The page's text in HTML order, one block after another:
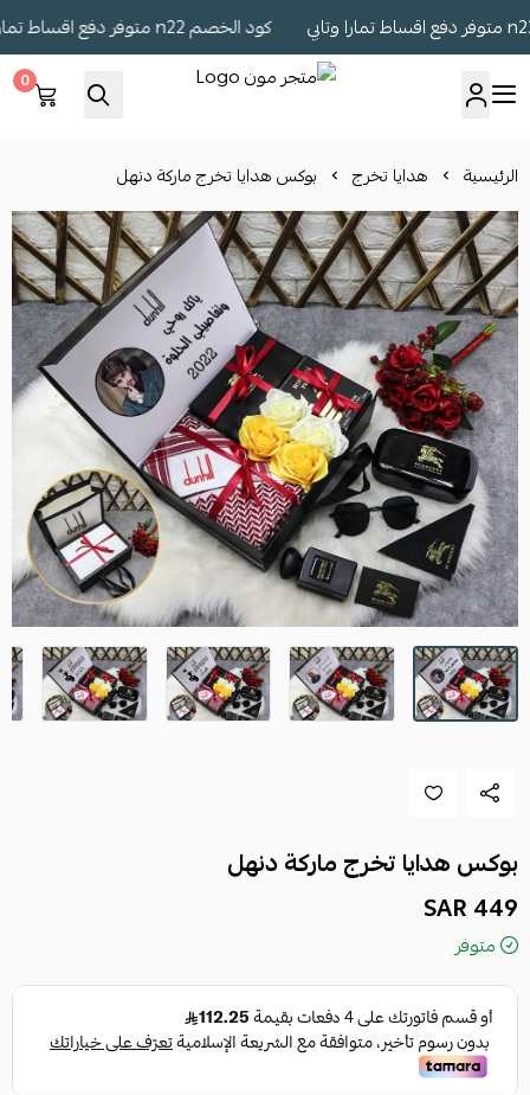
كود الخصم n22 متوفر دفع اقساط تمارا وتابي
0
الرئيسية هدايا تخرج بوكس هدايا تخرج ماركة دنهل
بوكس هدايا تخرج ماركة دنهل
449 SAR
متوفر